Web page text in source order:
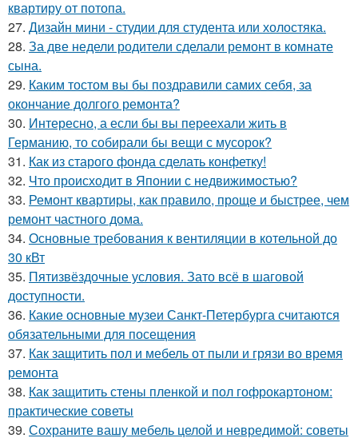
квартиру от потопа.
27. Дизайн мини - студии для студента или холостяка.
28. За две недели родители сделали ремонт в комнате
сына.
29. Каким тостом вы бы поздравили самих себя, за
окончание долгого ремонта?
30. Интересно, а если бы вы переехали жить в
Германию, то собирали бы вещи с мусорок?
31. Как из старого фонда сделать конфетку!
32. Что происходит в Японии с недвижимостью?
33. Ремонт квартиры, как правило, проще и быстрее, чем
ремонт частного дома.
34. Основные требования к вентиляции в котельной до
30 кВт
35. Пятизвёздочные условия. Зато всё в шаговой
доступности.
36. Какие основные музеи Санкт-Петербурга считаются
обязательными для посещения
37. Как защитить пол и мебель от пыли и грязи во время
ремонта
38. Как защитить стены пленкой и пол гофрокартоном:
практические советы
39. Сохраните вашу мебель целой и невредимой: советы